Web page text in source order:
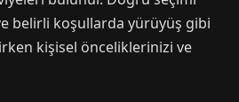
belirli koşullarda yürüyüş gibi
kişisel önceliklerinizi ve